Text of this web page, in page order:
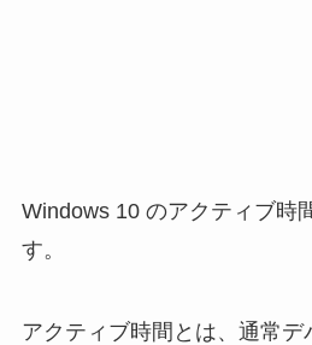
Windows 10 のアクティブ時
す。
アクティブ時間とは、通常デ